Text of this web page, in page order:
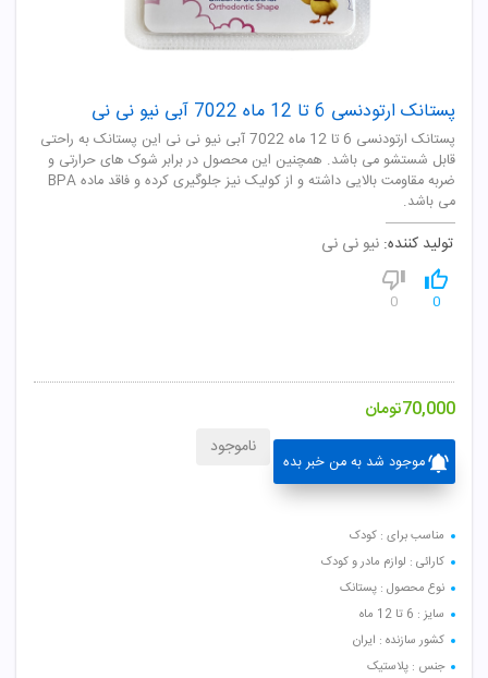
پستانک ارتودنسی 6 تا 12 ماه 7022 آبی نیو نی نی
پستانک ارتودنسی 6 تا 12 ماه 7022 آبی نیو نی نی این پستانک به راحتی
قابل شستشو می باشد. همچنین این محصول در برابر شوک های حرارتی و
ضربه مقاومت بالایی داشته و از کولیک نیز جلوگیری کرده و فاقد ماده BPA
می باشد.
تولید کننده: نیو نی نی
0
0
70,000تومان
موجود شد به من خبر بده
ناموجود
مناسب برای : کودک
کارائی : لوازم مادر و کودک
نوع محصول : پستانک
سایز : 6 تا 12 ماه
کشور سازنده : ایران
جنس : پلاستیک